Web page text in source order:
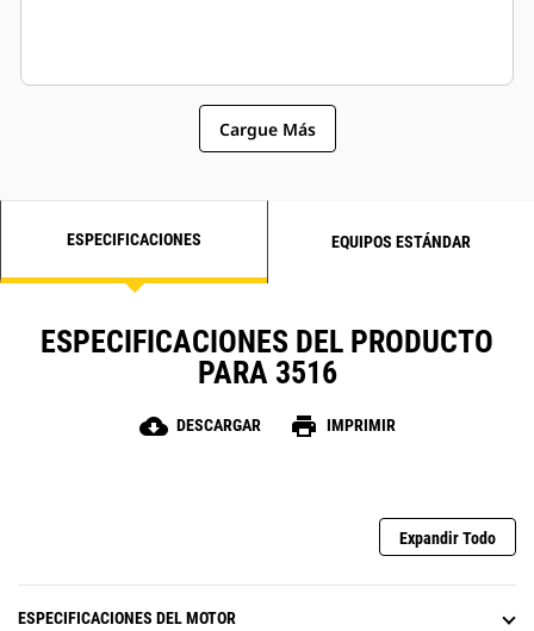
Cargue Más
ESPECIFICACIONES EQUIPOS ESTÁNDAR
ESPECIFICACIONES DEL PRODUCTO
PARA 3516
cloud_download DESCARGAR print IMPRIMIR
Expandir Todo
ESPECIFICACIONES DEL MOTOR